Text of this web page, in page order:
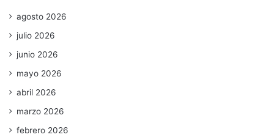
agosto 2026
julio 2026
junio 2026
mayo 2026
abril 2026
marzo 2026
febrero 2026